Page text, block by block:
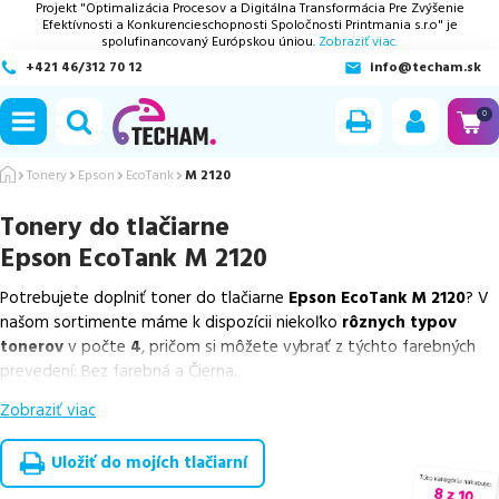
Projekt "Optimalizácia Procesov a Digitálna Transformácia Pre Zvýšenie
Efektívnosti a Konkurencieschopnosti Spoločnosti Printmania s.r.o" je
spolufinancovaný Európskou úniou. Zobraziť viac.
+421 46/312 70 12
info@techam.sk
0
Tonery Epson EcoTank M 2120
Tonery do tlačiarne
Epson EcoTank M 2120
Potrebujete doplniť toner do tlačiarne Epson EcoTank M 2120? V
našom sortimente máme k dispozícii niekoľko rôznych typov
tonerovv počte 4, pričom si môžete vybrať z týchto farebných
prevedení: Bez farebná a Čierna.
Z uvedeného množstva dostupných náplní
náplnev počte2ks, ako ajcenovo výhodnejšie alternatívy,
ktoré plne zachovávajú kvalitu tlače
overené náhrady v rôznych triedach
, medzi ktoré patríšpičková
Zobraziť viac
Uložiť do mojích tlačiarní